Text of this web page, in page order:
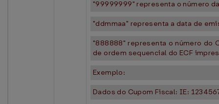
"99999999" representa o número
"ddmmaa" representa a data de
"888888" representa o número do
de ordem sequencial do ECF
Exemplo:
Dados do Cupom Fiscal: IE: